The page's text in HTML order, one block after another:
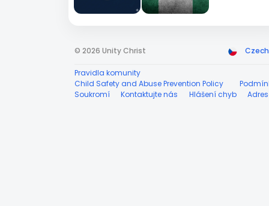
© 2026 Unity Christ Czech
Pravidla komunity
Child Safety and Abuse Prevention Policy
Soukromí
Kontaktujte nás Hlášení chyb